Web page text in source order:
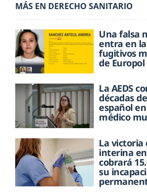
MÁS EN DERECHO SANITARIO
Una falsa
entra en
fugitivos
de Europol
La AEDS
décadas
español
médico
La victoria
interina
cobrará
su